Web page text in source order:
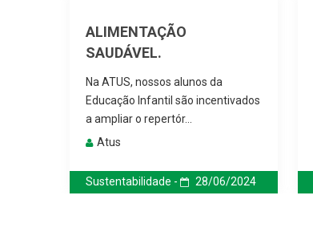
ALIMENTAÇÃO
SAUDÁVEL.
Na ATUS, nossos alunos da
Educação Infantil são incentivados
a ampliar o repertór...
Atus
Sustentabilidade - 28/06/2024